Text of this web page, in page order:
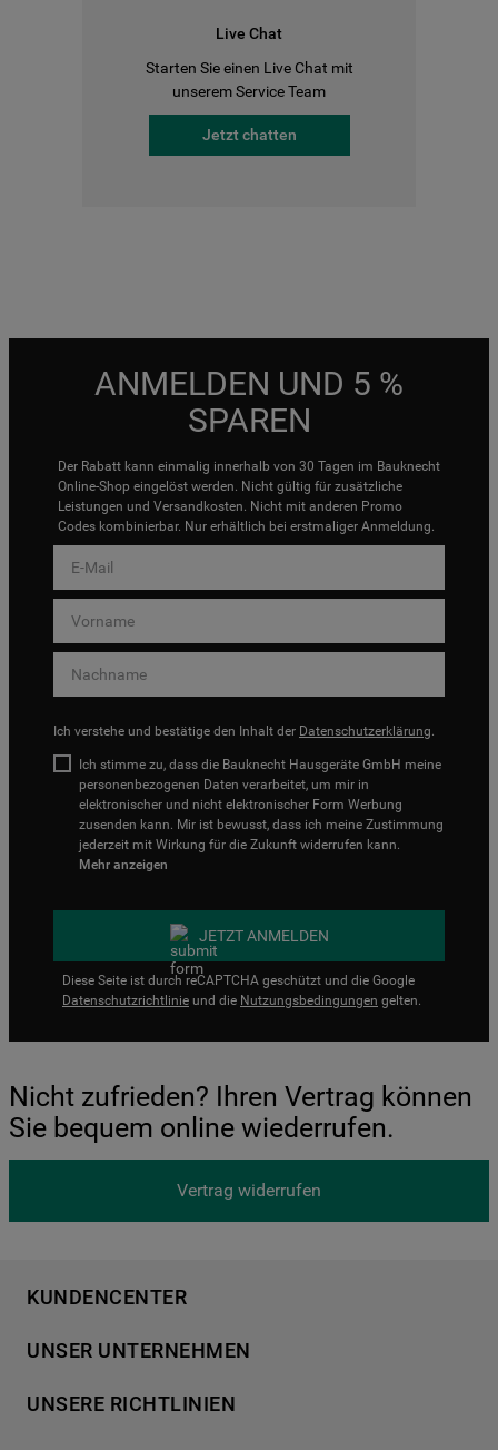
Live Chat
Starten Sie einen Live Chat mit
unserem Service Team
Jetzt chatten
ANMELDEN UND 5 %
SPAREN
Der Rabatt kann einmalig innerhalb von 30 Tagen im Bauknecht
Online-Shop eingelöst werden. Nicht gültig für zusätzliche
Leistungen und Versandkosten. Nicht mit anderen Promo
Codes kombinierbar. Nur erhältlich bei erstmaliger Anmeldung.
Ich verstehe und bestätige den Inhalt der Datenschutzerklärung.
Ich stimme zu, dass die Bauknecht Hausgeräte GmbH meine
personenbezogenen Daten verarbeitet, um mir in
elektronischer und nicht elektronischer Form Werbung
zusenden kann. Mir ist bewusst, dass ich meine Zustimmung
jederzeit mit Wirkung für die Zukunft widerrufen kann.
Mehr anzeigen
JETZT ANMELDEN
Diese Seite ist durch reCAPTCHA geschützt und die Google
Datenschutzrichtlinie und die Nutzungsbedingungen gelten.
Nicht zufrieden? Ihren Vertrag können
Sie bequem online wiederrufen.
Vertrag widerrufen
KUNDENCENTER
Händlersuche
Häufige Fragen
UNSER UNTERNEHMEN
Für Händler
UNSERE RICHTLINIEN